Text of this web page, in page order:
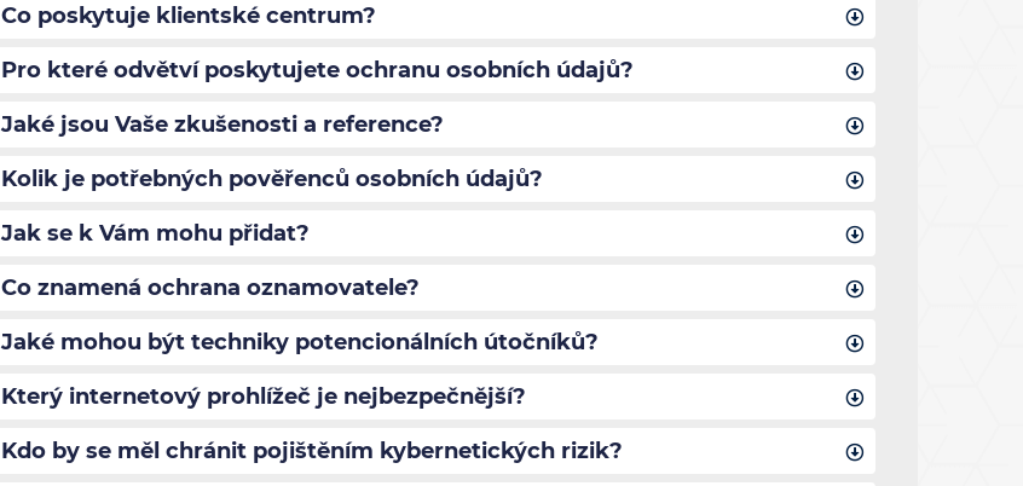
Co poskytuje klientské centrum?
Pro které odvětví poskytujete ochranu osobních údajů?
Jaké jsou Vaše zkušenosti a reference?
Kolik je potřebných pověřenců osobních údajů?
Jak se k Vám mohu přidat?
Co znamená ochrana oznamovatele?
Jaké mohou být techniky potencionálních útočníků?
Který internetový prohlížeč je nejbezpečnější?
Kdo by se měl chránit pojištěním kybernetických rizik?